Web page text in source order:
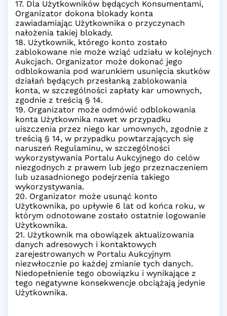
17. Dla Użytkowników będących Konsumentami,
Organizator dokona blokady konta
zawiadamiając Użytkownika o przyczynach
nałożenia takiej blokady.
18. Użytkownik, którego konto zostało
zablokowane nie może wziąć udziału w kolejnych
Aukcjach. Organizator może dokonać jego
odblokowania pod warunkiem usunięcia skutków
działań będących przesłanką zablokowania
konta, w szczególności zapłaty kar umownych,
zgodnie z treścią § 14.
19. Organizator może odmówić odblokowania
konta Użytkownika nawet w przypadku
uiszczenia przez niego kar umownych, zgodnie z
treścią § 14, w przypadku powtarzających się
naruszeń Regulaminu, w szczególności
wykorzystywania Portalu Aukcyjnego do celów
niezgodnych z prawem lub jego przeznaczeniem
lub uzasadnionego podejrzenia takiego
wykorzystywania.
20. Organizator może usunąć konto
Użytkownika, po upływie 6 lat od końca roku, w
którym odnotowane zostało ostatnie logowanie
Użytkownika.
21. Użytkownik ma obowiązek aktualizowania
danych adresowych i kontaktowych
zarejestrowanych w Portalu Aukcyjnym
niezwłocznie po każdej zmianie tych danych.
Niedopełnienie tego obowiązku i wynikające z
tego negatywne konsekwencje obciążają jedynie
Użytkownika.